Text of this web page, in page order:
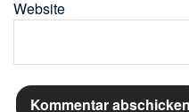
Website